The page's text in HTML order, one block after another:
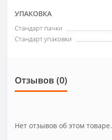
УПАКОВКА
Стандарт пачки
Стандарт упаковки
Отзывов (0)
Нет отзывов об этом товаре.